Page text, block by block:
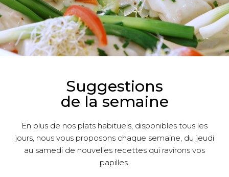
Suggestions
de la semaine
En plus de nos plats habituels, disponibles tous les
jours, nous vous proposons chaque semaine, du jeudi
au samedi de nouvelles recettes qui ravirons vos
papilles.